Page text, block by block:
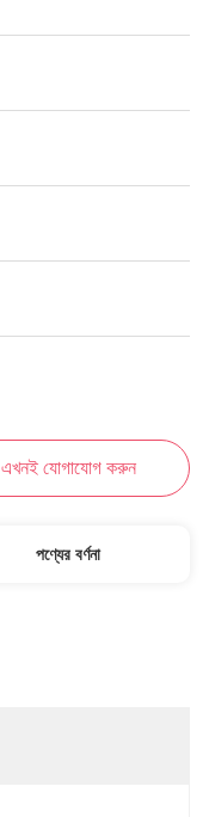
এখনই যোগাযোগ করুন
পণ্যের বর্ণনা